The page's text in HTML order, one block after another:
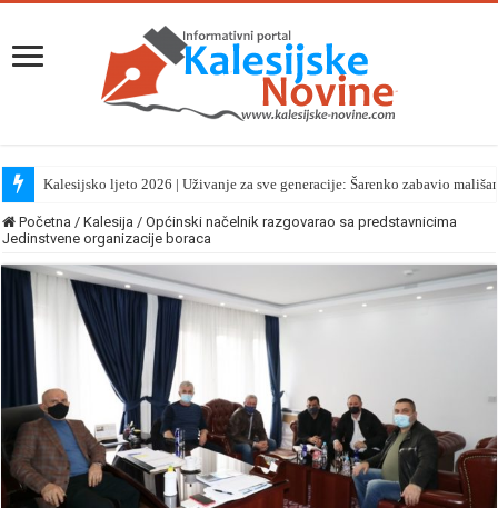
Kalesijsko ljeto 2026 | Uživanje za sve generacije: Šarenko zabavio
Početna / Kalesija / Općinski načelnik razgovarao sa predstavnicima
Jedinstvene organizacije boraca